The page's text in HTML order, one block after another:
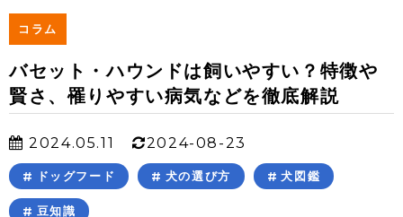
コラム
バセット・ハウンドは飼いやすい？特徴や
賢さ、罹りやすい病気などを徹底解説
2024.05.11 2024-08-23
ドッグフード 犬の選び方 犬図鑑
豆知識